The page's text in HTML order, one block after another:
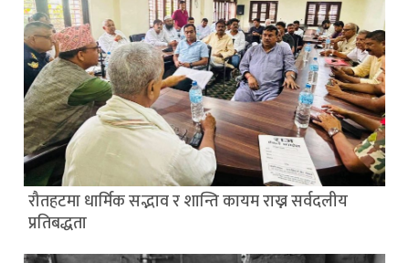
रौतहटमा धार्मिक सद्भाव र शान्ति कायम राख्न सर्वदलीय
प्रतिबद्धता